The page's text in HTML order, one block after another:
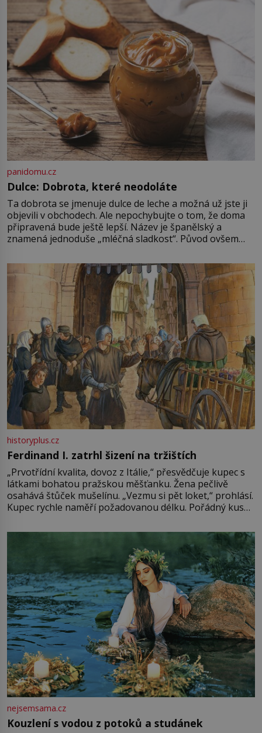
byl jen životem unavený a drogou
ovládaný muž? Marcus Aurelius byl
zastáncem stoicismu, učení, […]
panidomu.cz
Dulce: Dobrota, které neodoláte
Ta dobrota se jmenuje dulce de leche a možná už jste ji
objevili v obchodech. Ale nepochybujte o tom, že doma
připravená bude ještě lepší. Název je španělský a
znamená jednoduše „mléčná sladkost“. Původ ovšem
pře hned několik latinskoamerických zemí a k tomu
Francie, kde se traduje,
historyplus.cz
Ferdinand I. zatrhl šizení na tržištích
„Prvotřídní kvalita, dovoz z Itálie,“ přesvědčuje kupec s
látkami bohatou pražskou měšťanku. Žena pečlivě
osahává štůček mušelínu. „Vezmu si pět loket,“ prohlásí.
Kupec rychle naměří požadovanou délku. Pořádný kus
milostpaní. Stačí jenom na sukni,“ zhodnotí švadlena
množství růžového mušelínu. „Ošidili vás, podívejte.“
Vezme do ruky dřevěnou
nejsemsama.cz
Kouzlení s vodou z potoků a studánek